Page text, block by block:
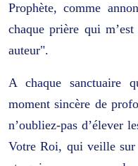
Prophète, comme
chaque prière qui
auteur".
A chaque sanctuaire
moment sincère de
n’oubliez-pas d’élever
Votre Roi, qui veille sur